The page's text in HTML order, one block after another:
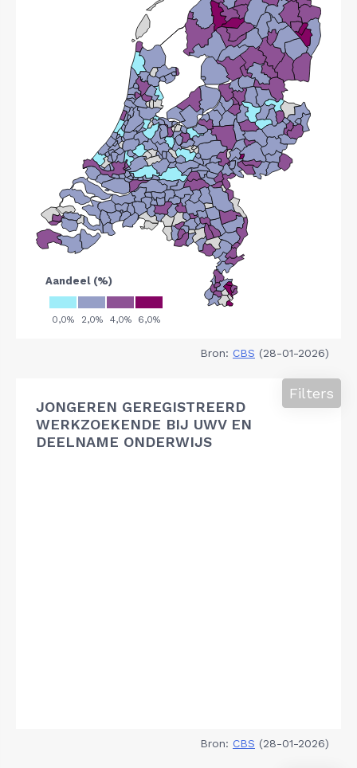
Bron: CBS (28-01-2026)
JONGEREN GEREGISTREERD
WERKZOEKENDE BIJ UWV EN
DEELNAME ONDERWIJS
Filters
Bron: CBS (28-01-2026)